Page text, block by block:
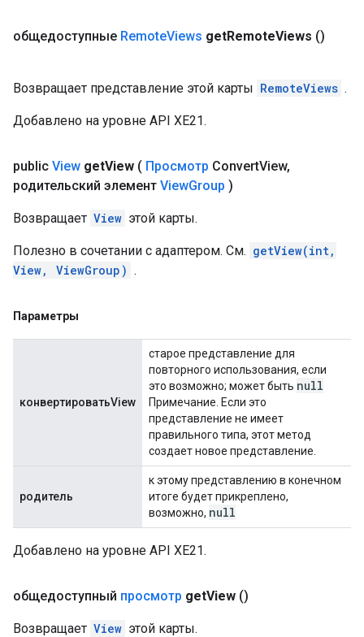
общедоступные RemoteViews getRemoteViews ()
Возвращает представление этой карты RemoteViews .
Добавлено на уровне API XE21.
public View getView ( Просмотр ConvertView,
родительский элемент ViewGroup )
Возвращает View этой карты.
Полезно в сочетании с адаптером. См. getView(int,
View, ViewGroup) .
Параметры
конвертироватьView
старое представление для
повторного использования, если
это возможно; может быть null
Примечание. Если это
представление не имеет
правильного типа, этот метод
создает новое представление.
родитель
к этому представлению в конечном
итоге будет прикреплено,
возможно, null
Добавлено на уровне API XE21.
общедоступный просмотр getView ()
Возвращает View этой карты.